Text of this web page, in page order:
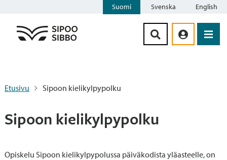
Suomi Svenska English
Etusivu Sipoon kielikylpypolku
Sipoon kielikylpypolku
Opiskelu Sipoon kielikylpypolussa päiväkodista yläasteelle, on